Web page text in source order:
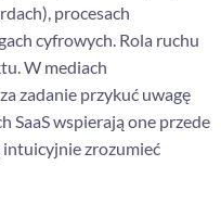
procesach
cyfrowych. Rola ruchu
W mediach
zadanie przykuć uwagę
SaaS wspierają one przede
intuicyjnie zrozumieć